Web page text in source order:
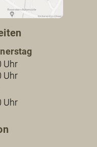
Uhr
Uhr
Uhr